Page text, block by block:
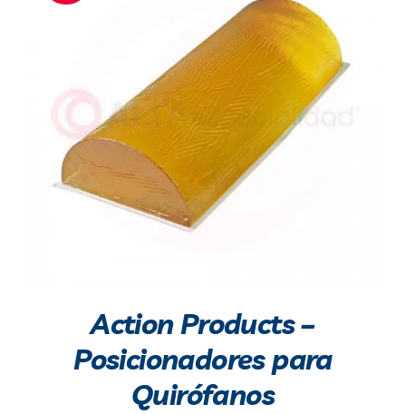
Blog
Contacto
Action Products –
Posicionadores para
Quirófanos